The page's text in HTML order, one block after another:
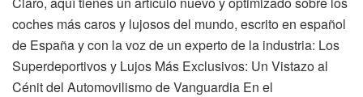
coches más caros y lujosos del mundo, escrito en español
de España y con la voz de un experto de la industria: Los
Superdeportivos y Lujos Más Exclusivos: Un Vistazo al
Cénit del Automovilismo de Vanguardia En el